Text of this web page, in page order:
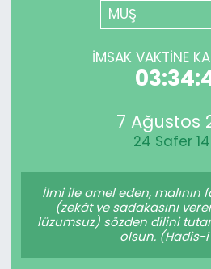
MUŞ
İMSAK VAKTINE
7 Ağustos
24 Safer
İlmi ile amel eden, malının
(zekât ve sadakasını
lüzumsuz) sözden dilini
olsun. (Hadis-
EĞİTİM
English News
GÜNCEL
KÜLTÜR SANAT
MAGAZİN
Süper Lig Puan
Tüm Manşetler
Haber Arşivi